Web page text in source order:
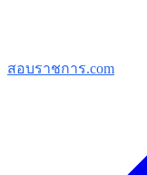
สอบราชการ.com